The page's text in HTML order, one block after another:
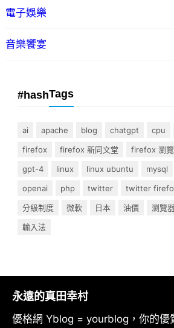
電子娛樂
音樂饗宴
#hashTags
ai apache blog chatgpt cpu
firefox
firefox 新同文堂 firefox 瀏
gpt-4
linux linux ubuntu mysql
openai
php twitter twitter
分級制度
微軟 日本 油價 瀏覽
輸入法
永遠的真田幸村
優格網 Yblog = yourblog，你的優